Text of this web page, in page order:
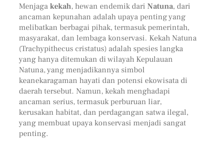
Menjagakekah, hewan endemik dari Natuna, dari
ancaman kepunahan adalah upaya penting yang
melibatkan berbagai pihak, termasuk pemerintah,
masyarakat, dan lembaga konservasi. Kekah Natuna
(Trachypithecus cristatus) adalah spesies langka
yang hanya ditemukan di wilayah Kepulauan
Natuna, yang menjadikannya simbol
keanekaragaman hayati dan potensi ekowisata di
daerah tersebut. Namun, kekah menghadapi
ancaman serius, termasuk perburuan liar,
kerusakan habitat, dan perdagangan satwa ilegal,
yang membuat upaya konservasi menjadi sangat
penting.